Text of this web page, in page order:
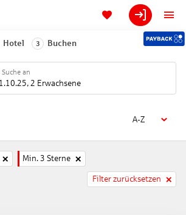
Hotel 3 Buchen
Suche an
, 2 Erwachsene
A-Z
Min. 3 Sterne
Filter zurücksetzen